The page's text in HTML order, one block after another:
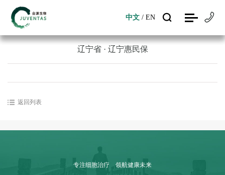
中文/ EN
辽宁省 · 辽宁惠民保
返回列表
专注细胞治疗 领航健康未来